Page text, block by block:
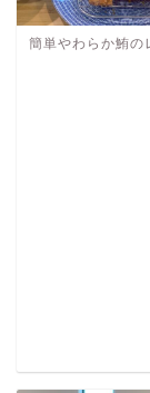
簡単やわらか鮪の